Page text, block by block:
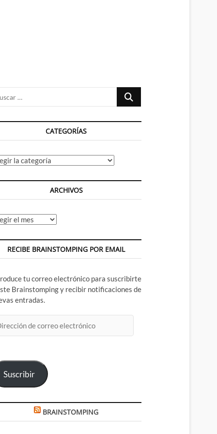
Buscar
CATEGORÍAS
ARCHIVOS
RECIBE BRAINSTOMPING POR EMAIL
tu correo electrónico para suscribirte
Brainstomping y recibir notificaciones de
entradas.
Suscribir
BRAINSTOMPING